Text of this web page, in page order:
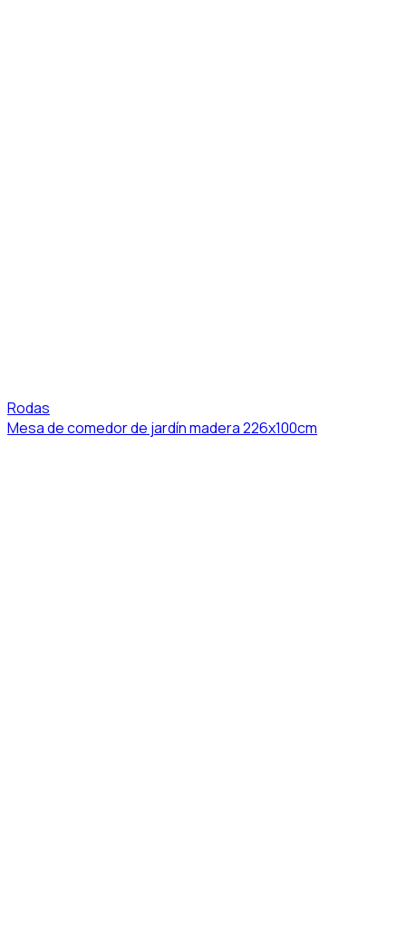
Rodas
Mesa de comedor de jardín madera 226x100cm